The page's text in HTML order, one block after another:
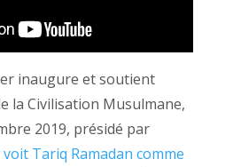
inaugure et soutient
la Civilisation Musulmane,
2019, présidé par
Tariq Ramadan comme